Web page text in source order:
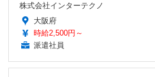
株式会社インターテクノ
大阪府
時給2,500円～
派遣社員